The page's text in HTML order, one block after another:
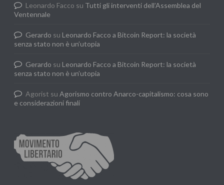
Leonardo Facco su Tutti gli interventi dell’Assemblea del
Ventennale
Gerardo su Leonardo Facco a Bitcoin Report: la società
senza stato non è un’utopia
Gerardo su Leonardo Facco a Bitcoin Report: la società
senza stato non è un’utopia
Agorist suAgorismo contro Anarco-capitalismo: cosa sono
e considerazioni finali